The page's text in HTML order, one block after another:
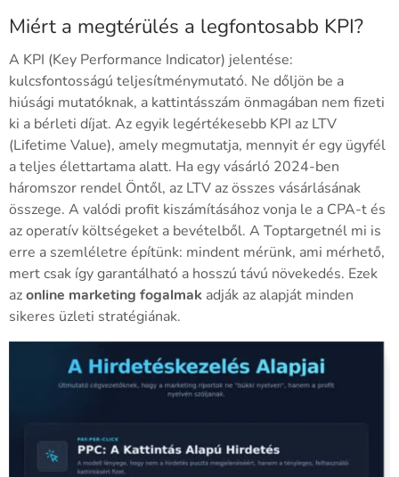
Miért a megtérülés a legfontosabb KPI?
A KPI (Key Performance Indicator) jelentése:
kulcsfontosságú teljesítménymutató. Ne dőljön be a
hiúsági mutatóknak, a kattintásszám önmagában nem fizeti
ki a bérleti díjat. Az egyik legértékesebb KPI az LTV
(Lifetime Value), amely megmutatja, mennyit ér egy ügyfél
a teljes élettartama alatt. Ha egy vásárló 2024-ben
háromszor rendel Öntől, az LTV az összes vásárlásának
összege. A valódi profit kiszámításához vonja le a CPA-t és
az operatív költségeket a bevételből. A Toptargetnél mi is
erre a szemléletre építünk: mindent mérünk, ami mérhető,
mert csak így garantálható a hosszú távú növekedés. Ezek
azonline marketing fogalmak adják az alapját minden
sikeres üzleti stratégiának.